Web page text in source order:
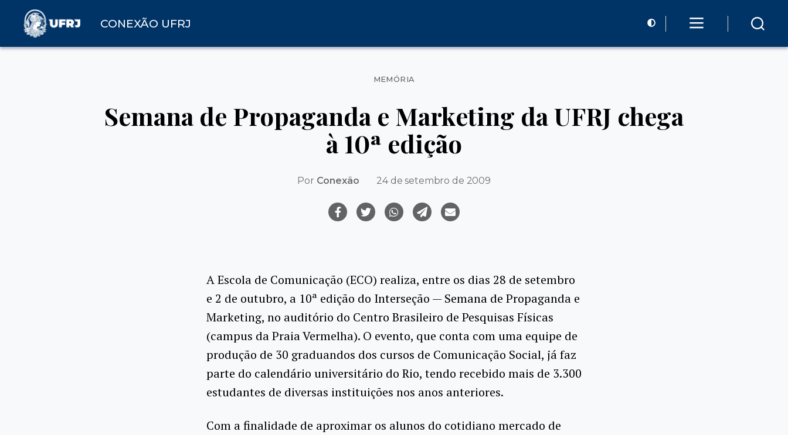
CONEXÃO UFRJ
Categorias
MEMÓRIA
Semana de Propaganda e Marketing da UFRJ chega
à 10ª edição
Por Conexão 24 de setembro de 2009
A Escola de Comunicação (ECO) realiza, entre os dias 28 de setembro
e 2 de outubro, a 10ª edição do Interseção — Semana de Propaganda e
Marketing, no auditório do Centro Brasileiro de Pesquisas Físicas
(campus da Praia Vermelha). O evento, que conta com uma equipe de
produção de 30 graduandos dos cursos de Comunicação Social, já faz
parte do calendário universitário do Rio, tendo recebido mais de 3.300
estudantes de diversas instituições nos anos anteriores.
Com a finalidade de aproximar os alunos do cotidiano mercado de